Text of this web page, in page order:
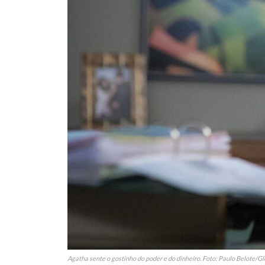
Agatha sente o gostinho do poder e do dinheiro. Foto: Paulo Belote/